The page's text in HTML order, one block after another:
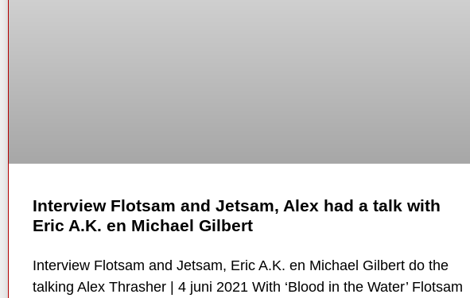
Interview Flotsam and Jetsam, Alex had a talk with
Eric A.K. en Michael Gilbert
Interview Flotsam and Jetsam, Eric A.K. en Michael Gilbert do the
talking Alex Thrasher | 4 juni 2021 With ‘Blood in the Water’ Flotsam